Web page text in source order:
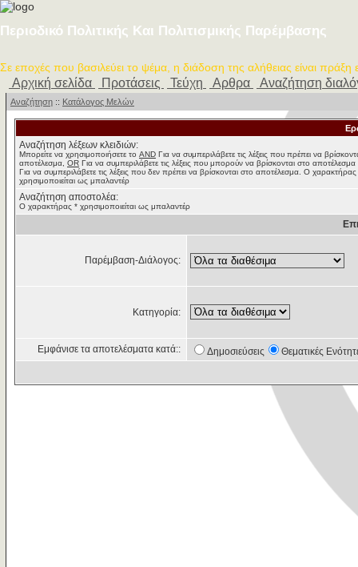
Περιοδικό Πολιτικής Και Πολιτισμικής Παρέμβασης
Σε εποχές που βασιλεύει το ψέμα, η διάδοση της αλήθειας είναι πράξη
Αρχική σελίδα Προτάσεις Τεύχη Αρθρα Αναζήτηση
Αναζήτηση :: Κατάλογος Μελών
Αναζήτηση λέξεων κλειδιών:
Μπορείτε να χρησιμοποιήσετε το AND Για να συμπεριλάβετε τις λέξεις που πρέπει να
αποτέλεσμα, OR Για να συμπεριλάβετε τις λέξεις που μπορούν να βρίσκονται στο αποτέλεσμα
Για να συμπεριλάβετε τις λέξεις που δεν πρέπει να βρίσκονται στο αποτέλεσμα. Ο
χρησιμοποιείται ως μπαλαντέρ
Αναζήτηση αποστολέα:
Ο χαρακτήρας * χρησιμοποιείται ως μπαλαντέρ
Παρέμβαση-Διάλογος:
Κατηγορία:
Εμφάνισε τα αποτελέσματα κατά:: Δημοσιεύσεις Θεματικές